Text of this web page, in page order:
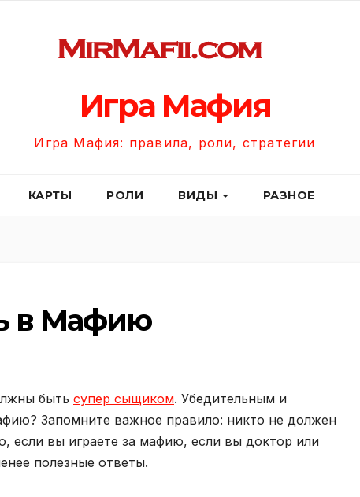
Игра Мафия
Игра Мафия: правила, роли, стратегии
КАРТЫ РОЛИ ВИДЫ РАЗНОЕ
в Мафию
быть супер сыщиком. Убедительным и
Запомните важное правило: никто не должен
если вы играете за мафию, если вы доктор или
полезные ответы.